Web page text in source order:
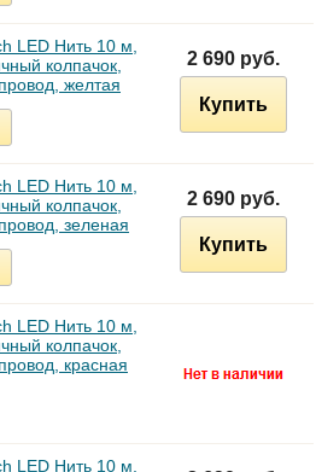
LED Нить 10 м,
колпачок,
желтая
2 690 руб.
Купить
LED Нить 10 м,
колпачок,
зеленая
2 690 руб.
Купить
LED Нить 10 м,
колпачок,
красная
LED Нить 10 м,